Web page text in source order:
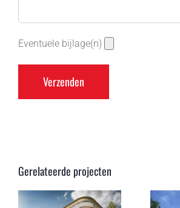
Eventuele bijlage(n)
Gerelateerde projecten